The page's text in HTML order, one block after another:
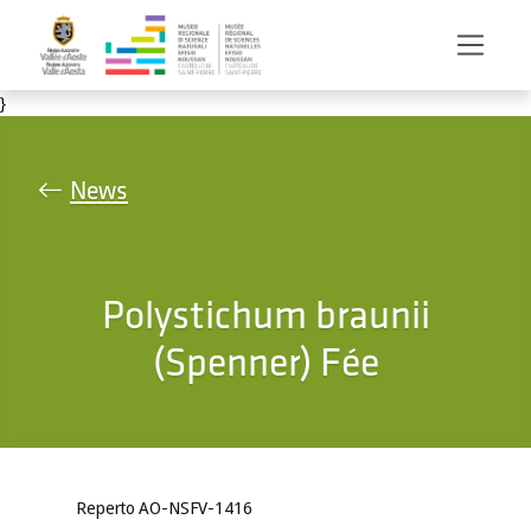
Salta al contenuto principale
}
News
Polystichum braunii
(Spenner) Fée
Reperto AO-NSFV-1416